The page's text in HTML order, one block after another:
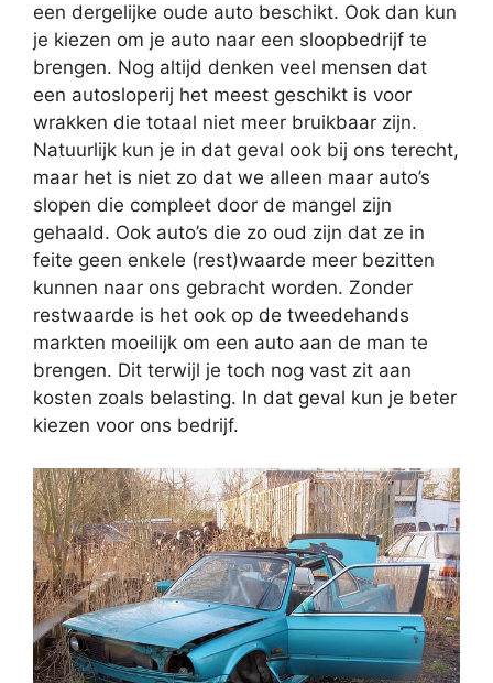
een dergelijke oude auto beschikt. Ook dan kun
je kiezen om je auto naar een sloopbedrijf te
brengen. Nog altijd denken veel mensen dat
een autosloperij het meest geschikt is voor
wrakken die totaal niet meer bruikbaar zijn.
Natuurlijk kun je in dat geval ook bij ons terecht,
maar het is niet zo dat we alleen maar auto’s
slopen die compleet door de mangel zijn
gehaald. Ook auto’s die zo oud zijn dat ze in
feite geen enkele (rest)waarde meer bezitten
kunnen naar ons gebracht worden. Zonder
restwaarde is het ook op de tweedehands
markten moeilijk om een auto aan de man te
brengen. Dit terwijl je toch nog vast zit aan
kosten zoals belasting. In dat geval kun je beter
kiezen voor ons bedrijf.